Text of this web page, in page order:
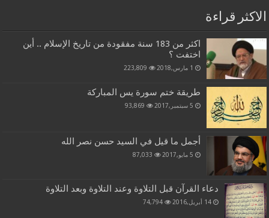
الاكثر قراءة
اكثر من 183 سنة مفقودة من تاريخ الإسلام .. أين
اختفت ؟
1 مارس,2018 223,809
طريقة ختم سورة يس المباركة
5 سبتمبر,2017 93,869
أجمل ما قيل في السيد حسن نصر الله
5 مايو,2017 87,033
دعاء القرآن قبل التلاوة وعند التلاوة وبعد التلاوة
14 أبريل,2016 74,794